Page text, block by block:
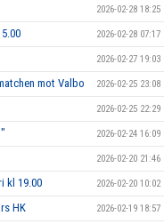
2026-02-28 18:25
2026-02-28 07:17
2026-02-27 19:03
mot Valbo 2026-02-25 23:08
2026-02-25 22:29
2026-02-24 16:09
2026-02-20 21:46
kl 19.00 2026-02-20 10:02
HK 2026-02-19 18:57